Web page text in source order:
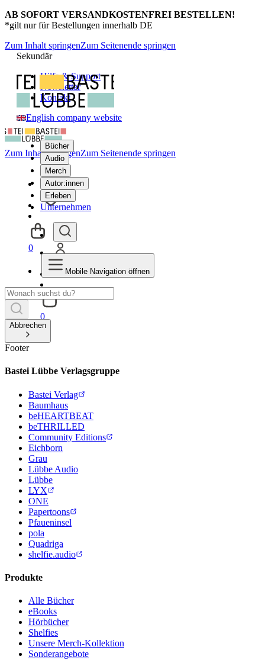
AB SOFORT VERSANDKOSTENFREI BESTELLEN!
*gilt nur für Bestellungen innerhalb DE
Zum Inhalt springenZum Seitenende springen
Sekundär
Hilfe & Support
Newsletter
Kontakt
English company website
Bücher
Audio
Merch
Autor:innen
Erleben
Unternehmen
0
Zum Inhalt springenZum Seitenende springen
0
Mobile Navigation öffnen
Abbrechen
Footer
Bastei Lübbe Verlagsgruppe
Bastei Verlag
Baumhaus
beHEARTBEAT
beTHRILLED
Community Editions
Eichborn
Grau
Lübbe Audio
Lübbe
LYX
ONE
Papertoons
Pfaueninsel
pola
Quadriga
shelfie.audio
Produkte
Alle Bücher
eBooks
Hörbücher
Shelfies
Unsere Merch-Kollektion
Sonderangebote